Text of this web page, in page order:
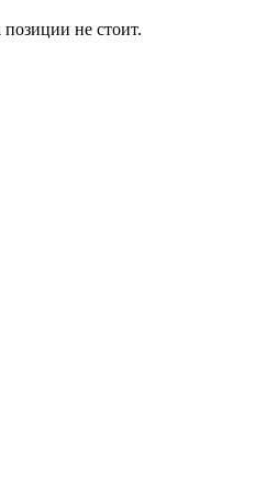
не стоит.